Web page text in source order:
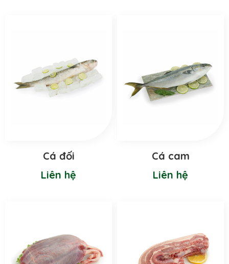
Cá đối
Liên hệ
Cá cam
Liên hệ